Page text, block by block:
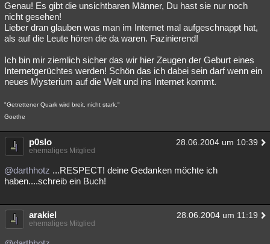
Genau! Es gibt die unsichtbaren Männer, Du hast sie nur noch
nicht gesehen!
Lieber dran glauben was man im Internet mal aufgeschnappt hat,
als auf die Leute hören die da waren. Fazinierend!
Ich bin mir ziemlich sicher das wir hier Zeugen der Geburt eines
Internetgerüchtes werden! Schön das ich dabei sein darf wenn ein
neues Mysterium auf die Welt und ins Internet kommt.
"Getrettener Quark wird breit, nicht stark."
Goethe
p0slo 28.06.2004 um 10:39
ehemaliges Mitglied
@darthhotz ...RESPECT! deine Gedanken möchte ich
haben....schreib ein Buch!
arakiel 28.06.2004 um 11:19
ehemaliges Mitglied